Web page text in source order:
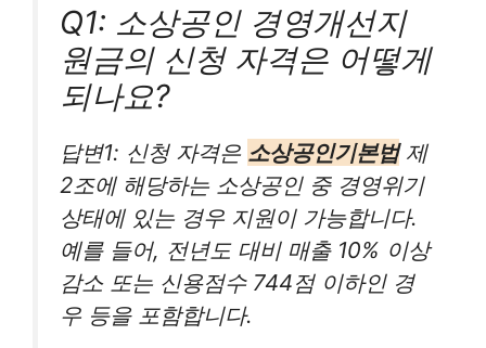
Q1: 소상공인 경영개선지
원금의 신청 자격은 어떻게
되나요?
답변1: 신청 자격은 소상공인기본법제
2조에 해당하는 소상공인 중 경영위기
상태에 있는 경우 지원이 가능합니다.
예를 들어, 전년도 대비 매출 10% 이상
감소 또는 신용점수 744점 이하인 경
우 등을 포함합니다.